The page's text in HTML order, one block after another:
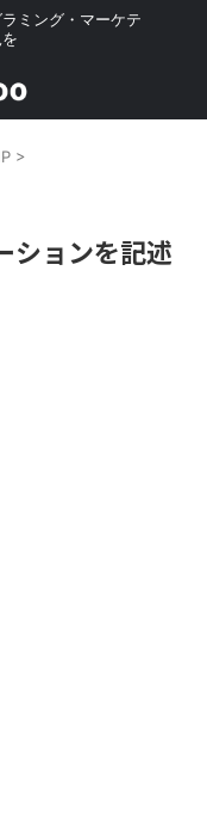
ミング・マーケテ
>
ションを記述